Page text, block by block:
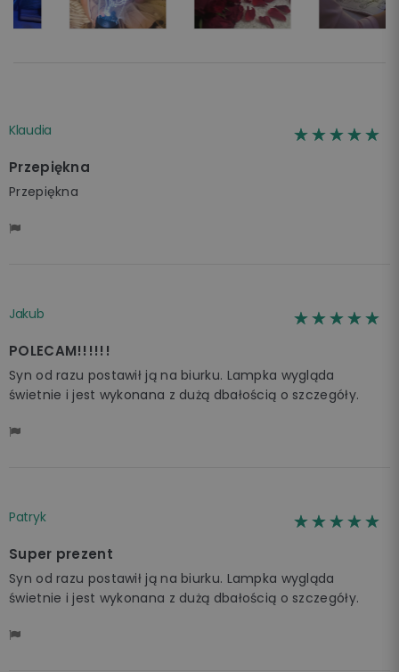
Klaudia ☆☆☆☆☆
★★★★★
Przepiękna
Przepiękna
Jakub ☆☆☆☆☆
★★★★★
POLECAM!!!!!!
Syn od razu postawił ją na biurku. Lampka wygląda
świetnie i jest wykonana z dużą dbałością o szczegóły.
Patryk ☆☆☆☆☆
★★★★★
Super prezent
Syn od razu postawił ją na biurku. Lampka wygląda
świetnie i jest wykonana z dużą dbałością o szczegóły.